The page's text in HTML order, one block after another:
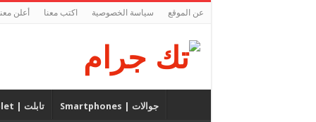
عن الموقع سياسة الخصوصية اكتب معنا أعلن
جوالات | Smartphones تابلت | Tablet